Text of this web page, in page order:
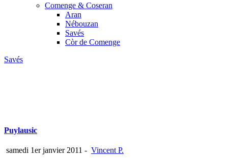
Comenge & Coseran
Aran
Nébouzan
Savés
Còr de Comenge
Savés
Puylausic
samedi 1er janvier 2011 - Vincent P.